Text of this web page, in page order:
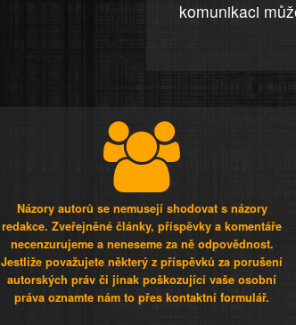
komunikaci
Názory autorů se nemusejí shodovat s názory
redakce. Zveřejněné články, příspěvky a komentáře
necenzurujeme a neneseme za ně odpovědnost.
Jestliže považujete některý z příspěvků za porušení
autorských práv či jinak poškozující vaše osobní
práva oznamte nám to přes kontaktní formulář.